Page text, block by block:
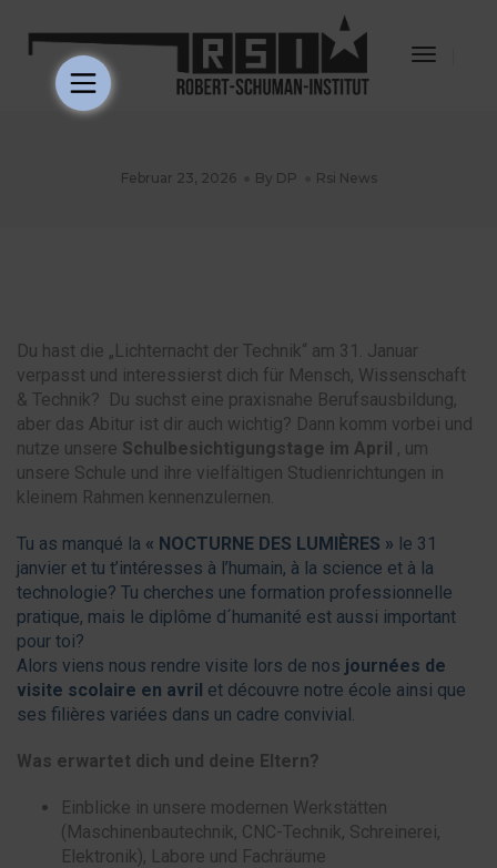
Toggle
Februar 23, 2026 By DP Rsi News
Du hast die „Lichternacht der Technik“ am 31. Januar
verpasst und interessierst dich für Mensch, Wissenschaft
& Technik? Du suchst eine praxisnahe Berufsausbildung,
aber das Abitur ist dir auch wichtig? Dann komm vorbei und
nutze unsere Schulbesichtigungstage im April , um
unsere Schule und ihre vielfältigen Studienrichtungen in
kleinem Rahmen kennenzulernen.
Tu as manqué la « NOCTURNE DES LUMIÈRES » le 31
janvier et tu t’intéresses à l’humain, à la science et à la
technologie? Tu cherches une formation professionnelle
pratique, mais le diplôme d´humanité est aussi important
pour toi?
Alors viens nous rendre visite lors de nos journées de
visite scolaire en avril et découvre notre école ainsi que
ses filières variées dans un cadre convivial.
Was erwartet dich und deine Eltern?
Einblicke in unsere modernen Werkstätten
(Maschinenbautechnik, CNC-Technik, Schreinerei,
Elektronik), Labore und Fachräume